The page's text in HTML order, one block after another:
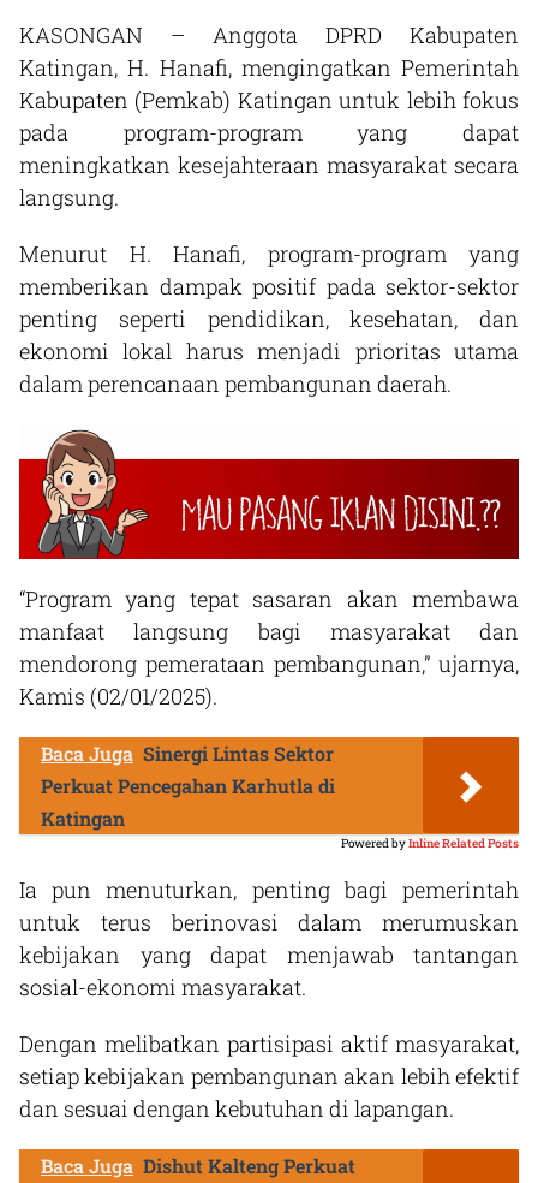
KASONGAN – Anggota DPRD Kabupaten
Katingan, H. Hanafi, mengingatkan Pemerintah
Kabupaten (Pemkab) Katingan untuk lebih fokus
pada program-program yang dapat
meningkatkan kesejahteraan masyarakat secara
langsung.
Menurut H. Hanafi, program-program yang
memberikan dampak positif pada sektor-sektor
penting seperti pendidikan, kesehatan, dan
ekonomi lokal harus menjadi prioritas utama
dalam perencanaan pembangunan daerah.
“Program yang tepat sasaran akan membawa
manfaat langsung bagi masyarakat dan
mendorong pemerataan pembangunan,” ujarnya,
Kamis (02/01/2025).
Baca Juga Sinergi Lintas Sektor
Perkuat Pencegahan Karhutla di
Katingan
Powered byInline Related Posts
Ia pun menuturkan, penting bagi pemerintah
untuk terus berinovasi dalam merumuskan
kebijakan yang dapat menjawab tantangan
sosial-ekonomi masyarakat.
Dengan melibatkan partisipasi aktif masyarakat,
setiap kebijakan pembangunan akan lebih efektif
dan sesuai dengan kebutuhan di lapangan.
Baca Juga Dishut Kalteng Perkuat